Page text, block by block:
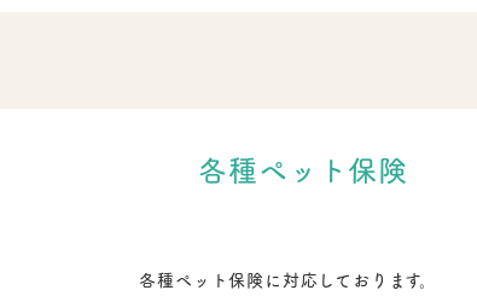
各種ペット保険
各種ペット保険に対応しております。